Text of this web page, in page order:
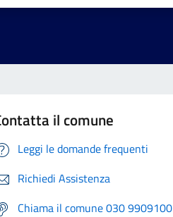
il comune
Leggi le domande frequenti
Richiedi Assistenza
Chiama il comune 030 9909100